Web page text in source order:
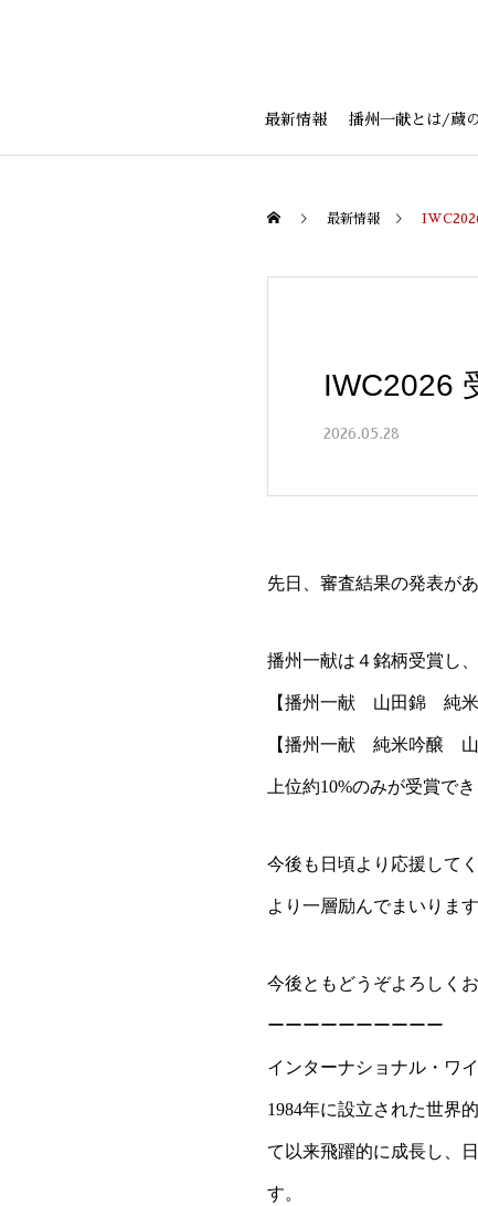
最新情報 播州一献とは/蔵
最新情報
IWC2026
2026.05.28
先日、審査結果の発表が
播州一献は４銘柄受賞し
【播州一献 山田錦 純米
【播州一献 純米吟醸
上位約10%のみが受賞で
今後も日頃より応援して
より一層励んでまいります
今後ともどうぞよろしく
ーーーーーーーーーー
インターナショナル・ワ
1984年に設立された世界
て以来飛躍的に成長し、
す。